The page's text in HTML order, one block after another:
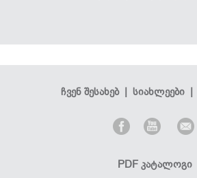
ჩვენ შესახებ| სიახლეები|
PDF კატალოგი